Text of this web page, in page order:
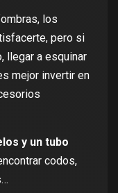
los
pero si
llegar a esquinar
mejor invertir en
y un tubo
codos,